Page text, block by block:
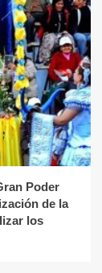
Poder
de la
los